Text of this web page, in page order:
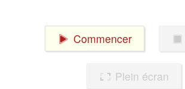
Commencer
Plein écran